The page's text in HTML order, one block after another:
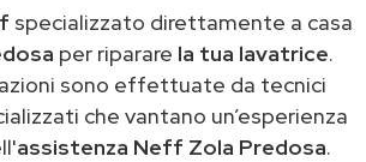
specializzato direttamente a casa
per riparare la tua lavatrice.
sono effettuate da tecnici
che vantano un’esperienza
assistenza Neff Zola Predosa.